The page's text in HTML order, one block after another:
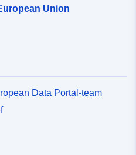
Union
Data Portal-team